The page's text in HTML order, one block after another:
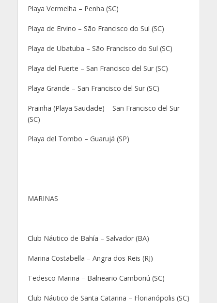
Playa Vermelha – Penha (SC)
Playa de Ervino – São Francisco do Sul (SC)
Playa de Ubatuba – São Francisco do Sul (SC)
Playa del Fuerte – San Francisco del Sur (SC)
Playa Grande – San Francisco del Sur (SC)
Prainha (Playa Saudade) – San Francisco del Sur
(SC)
Playa del Tombo – Guarujá (SP)
MARINAS
Club Náutico de Bahía – Salvador (BA)
Marina Costabella – Angra dos Reis (RJ)
Tedesco Marina – Balneario Camboriú (SC)
Club Náutico de Santa Catarina – Florianópolis (SC)